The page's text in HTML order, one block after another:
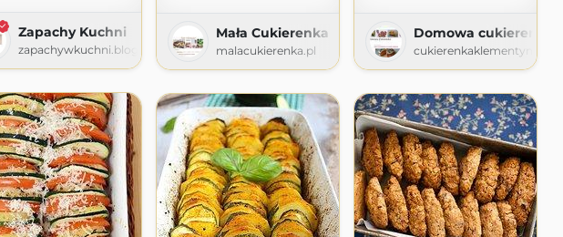
Mała Cukierenka
malacukierenka.pl
Domowa cukierenka
Zapachy Kuchni
zapachywkuchni.blogspot.com